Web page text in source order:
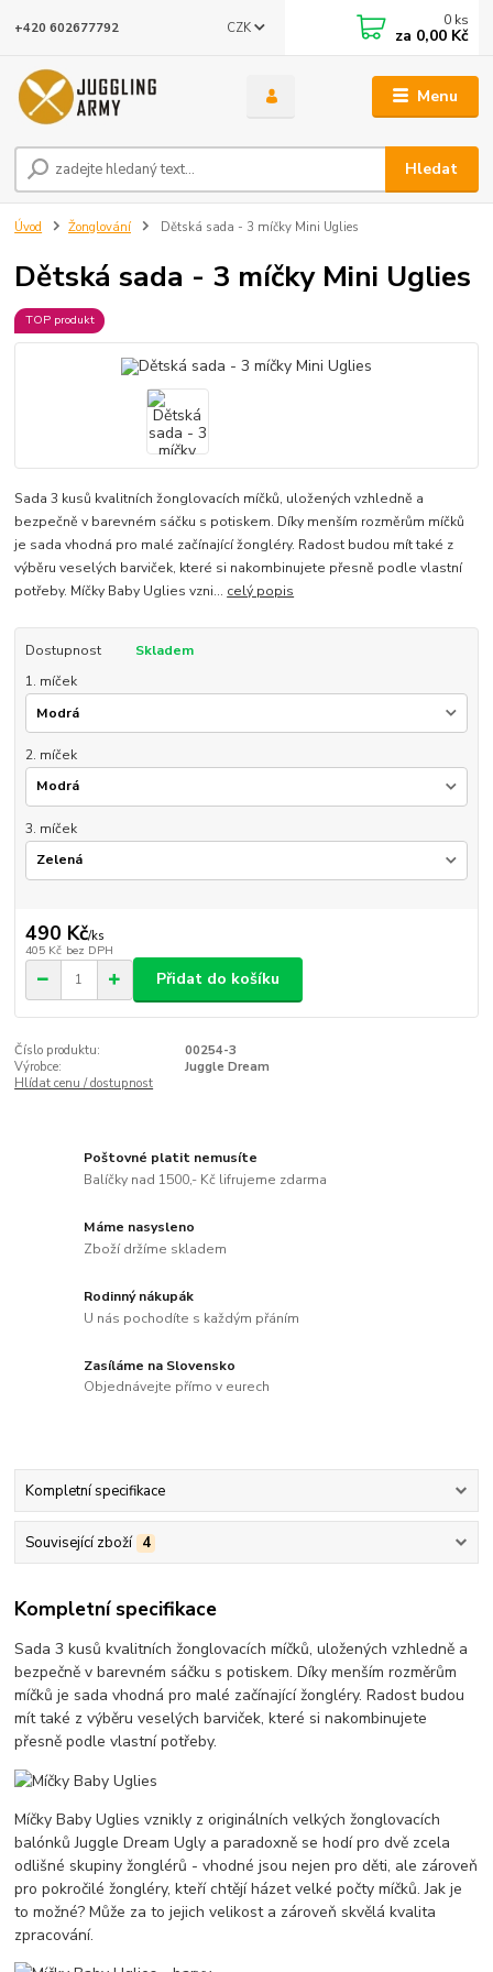
Menu
CZK
Hledat
+420 602677792 0 ks
za 0,00 Kč
Úvod Žonglování Dětská sada - 3 míčky Mini Uglies
Dětská sada - 3 míčky Mini Uglies
TOP produkt
Sada 3 kusů kvalitních žonglovacích míčků, uložených vzhledně a
bezpečně v barevném sáčku s potiskem. Díky menším rozměrům míčků
je sada vhodná pro malé začínající žongléry. Radost budou mít také z
výběru veselých barviček, které si nakombinujete přesně podle vlastní
potřeby. Míčky Baby Uglies vzni... celý popis
Dostupnost
Skladem
1. míček
2. míček
3. míček
490 Kč/ks
405 Kč bez DPH
Přidat do košíku
Číslo produktu:
00254-3
Výrobce:
Juggle Dream
Hlídat cenu / dostupnost
Poštovné platit nemusíte
Balíčky nad 1500,- Kč lifrujeme zdarma
Máme nasysleno
Zboží držíme skladem
Rodinný nákupák
U nás pochodíte s každým přáním
Zasíláme na Slovensko
Objednávejte přímo v eurech
Kompletní specifikace
Související zboží 4
Kompletní specifikace
Sada 3 kusů kvalitních žonglovacích míčků, uložených vzhledně a
bezpečně v barevném sáčku s potiskem. Díky menším rozměrům
míčků je sada vhodná pro malé začínající žongléry. Radost budou
mít také z výběru veselých barviček, které si nakombinujete
přesně podle vlastní potřeby.
Míčky Baby Uglies vznikly z originálních velkých žonglovacích
balónků Juggle Dream Ugly a paradoxně se hodí pro dvě zcela
odlišné skupiny žonglérů - vhodné jsou nejen pro děti, ale zároveň
pro pokročilé žongléry, kteří chtějí házet velké počty míčků. Jak je
to možné? Může za to jejich velikost a zároveň skvělá kvalita
zpracování.